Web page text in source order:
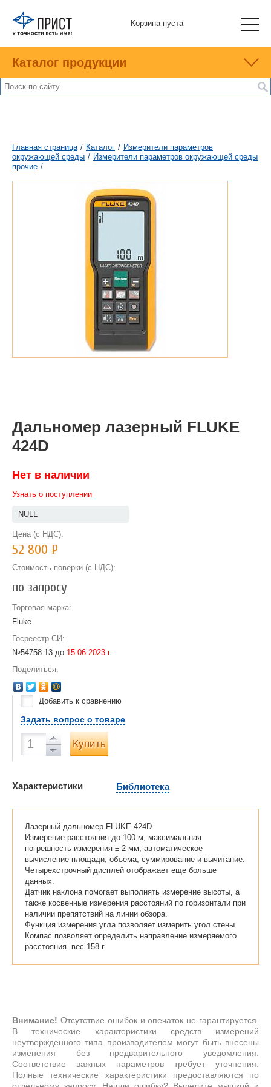
Корзина пуста
Каталог продукции
Главная страница / Каталог / Измерители параметров
окружающей среды / Измерители параметров окружающей среды
прочие /
Дальномер лазерный FLUKE
424D
Нет в наличии
Узнать о поступлении
Цена (с НДС):
52 800 Р
Стоимость поверки (с НДС):
по запросу
Торговая марка:
Fluke
Госреестр СИ:
№54758-13 до 15.06.2023 г.
Поделиться:
Добавить к сравнению
Задать вопрос о товаре
Купить
Характеристики Библиотека
Лазерный дальномер FLUKE 424D
Измерение расстояния до 100 м, максимальная
погрешность измерения ± 2 мм, автоматическое
вычисление площади, объема, суммирование и вычитание.
Четырехстрочный дисплей отображает еще больше
данных.
Датчик наклона помогает выполнять измерение высоты, а
также косвенные измерения расстояний по горизонтали при
наличии препятствий на линии обзора.
Функция измерения угла позволяет измерить угол стены.
Компас позволяет определить направление измеряемого
расстояния. вес 158 г
Внимание! Отсутствие ошибок и опечаток не гарантируется.
В технические характеристики средств измерений
неутвержденного типа производителем могут быть внесены
изменения без предварительного уведомления.
Соответствие важных параметров требует уточнения.
Полные технические характеристики предоставляются по